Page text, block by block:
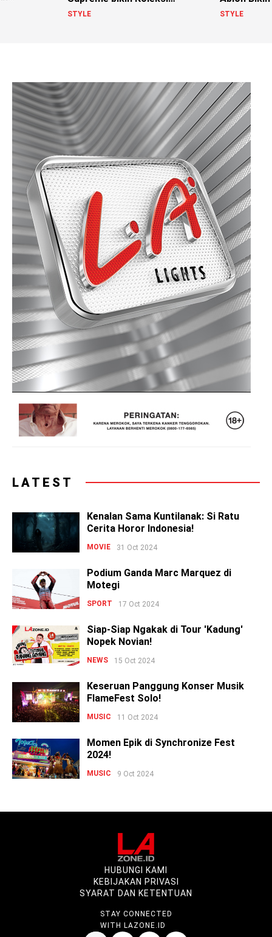
Berhias Swarovski
STYLE STYLE
LATEST
Kenalan Sama Kuntilanak: Si Ratu
Cerita Horor Indonesia!
MOVIE 31 Oct 2024
Podium Ganda Marc Marquez di
Motegi
SPORT 17 Oct 2024
Siap-Siap Ngakak di Tour 'Kadung'
Nopek Novian!
NEWS 15 Oct 2024
Keseruan Panggung Konser Musik
FlameFest Solo!
MUSIC 11 Oct 2024
Momen Epik di Synchronize Fest
2024!
MUSIC 9 Oct 2024
HUBUNGI KAMI
KEBIJAKAN PRIVASI
SYARAT DAN KETENTUAN
STAY CONNECTED
WITH LAZONE.ID